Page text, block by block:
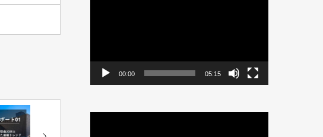
00:00 05:15
動